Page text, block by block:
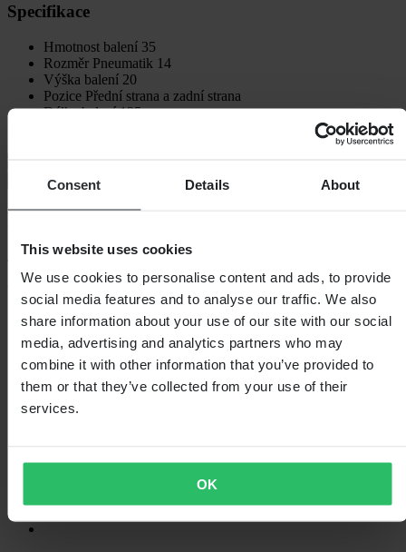
Consent Details About
This website uses cookies
We use cookies to personalise content and ads, to provide
social media features and to analyse our traffic. We also
share information about your use of our site with our social
media, advertising and analytics partners who may
combine it with other information that you’ve provided to
them or that they’ve collected from your use of their
services.
OK
Specifikace
Hmotnost balení 35
Rozměr Pneumatik 14
Výška balení 20
Pozice Přední strana a zadní strana
Délka balení125
Bezpečnostní informace
4.69z 5
Na základě 169 recenzí
5
129
4
28
3
0